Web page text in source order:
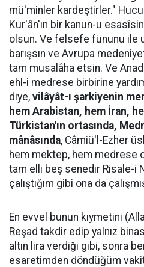
mü'minler kardeştirler."
Kur'ân'ın bir kanun-u
olsun. Ve felsefe fünunu ile
barışsın ve Avrupa
tam musalâha etsin. Ve
ehl-i medrese birbirine
diye, vilâyât-ı şarkiyenin
hem Arabistan, hem İran,
Türkistan'ın ortasında,
mânâsında, Câmiü'l-Ezher
hem mektep, hem medrese
tam elli beş senedir Risale-i
çalıştığım gibi ona da
En evvel bunun kıymetini
Reşad takdir edip yalnız
altın lira verdiği gibi, sonra
esaretimden döndüğüm